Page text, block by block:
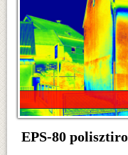
EPS-80